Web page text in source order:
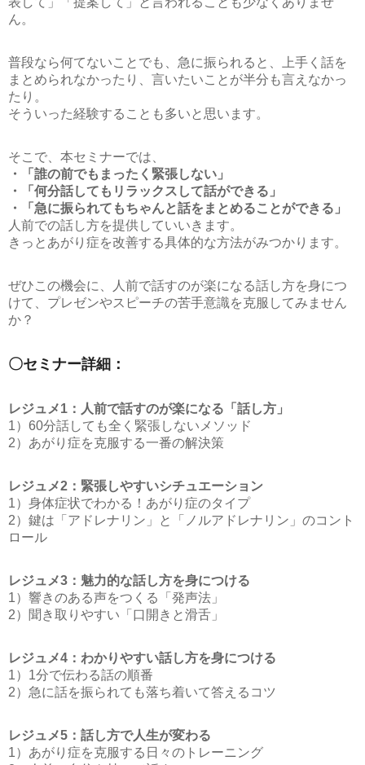
ん。
普段なら何てないことでも、急に振られると、上手く話を
まとめられなかったり、言いたいことが半分も言えなかっ
たり。
そういった経験することも多いと思います。
そこで、本セミナーでは、
・「誰の前でもまったく緊張しない」
・「何分話してもリラックスして話ができる」
・「急に振られてもちゃんと話をまとめることができる」
人前での話し方を提供していいきます。
きっとあがり症を改善する具体的な方法がみつかります。
ぜひこの機会に、人前で話すのが楽になる話し方を身につ
けて、プレゼンやスピーチの苦手意識を克服してみません
か？
〇セミナー詳細：
レジュメ1：人前で話すのが楽になる「話し方」
1）60分話しても全く緊張しないメソッド
2）あがり症を克服する一番の解決策
レジュメ2：緊張しやすいシチュエーション
1）身体症状でわかる！あがり症のタイプ
2）鍵は「アドレナリン」と「ノルアドレナリン」のコント
ロール
レジュメ3：魅力的な話し方を身につける
1）響きのある声をつくる「発声法」
2）聞き取りやすい「口開きと滑舌」
レジュメ4：わかりやすい話し方を身につける
1）1分で伝わる話の順番
2）急に話を振られても落ち着いて答えるコツ
レジュメ5：話し方で人生が変わる
1）あがり症を克服する日々のトレーニング